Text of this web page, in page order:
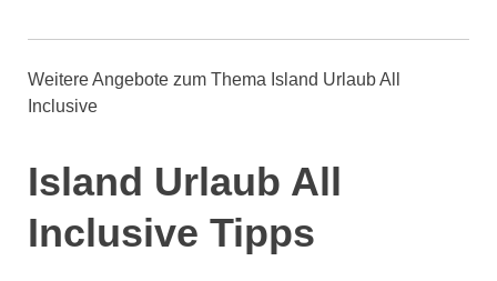
Weitere Angebote zum Thema Island Urlaub All
Inclusive
Island Urlaub All
Inclusive Tipps